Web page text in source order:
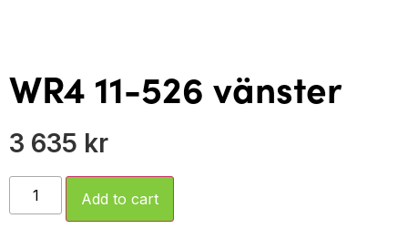
WR4 11-526 vänster
3 635 kr
Add to cart